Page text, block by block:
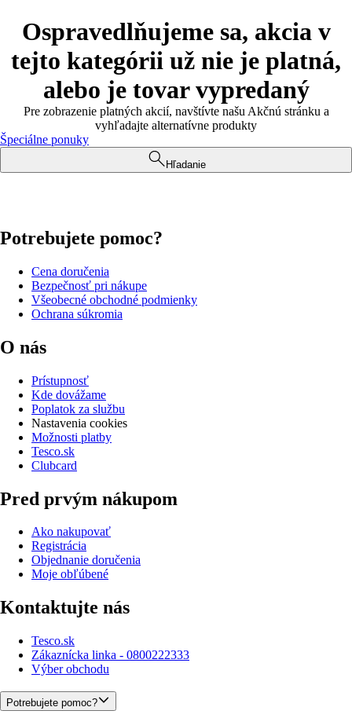
Ospravedlňujeme sa, akcia v
tejto kategórii už nie je platná,
alebo je tovar vypredaný
Pre zobrazenie platných akcií, navštívte našu Akčnú stránku a
vyhľadajte alternatívne produkty
Špeciálne ponuky
Hľadanie
Potrebujete pomoc?
Cena doručenia
Bezpečnosť pri nákupe
Všeobecné obchodné podmienky
Ochrana súkromia
O nás
Prístupnosť
Kde dovážame
Poplatok za službu
Nastavenia cookies
Možnosti platby
Tesco.sk
Clubcard
Pred prvým nákupom
Ako nakupovať
Registrácia
Objednanie doručenia
Moje obľúbené
Kontaktujte nás
Tesco.sk
Zákaznícka linka - 0800222333
Výber obchodu
Potrebujete pomoc?